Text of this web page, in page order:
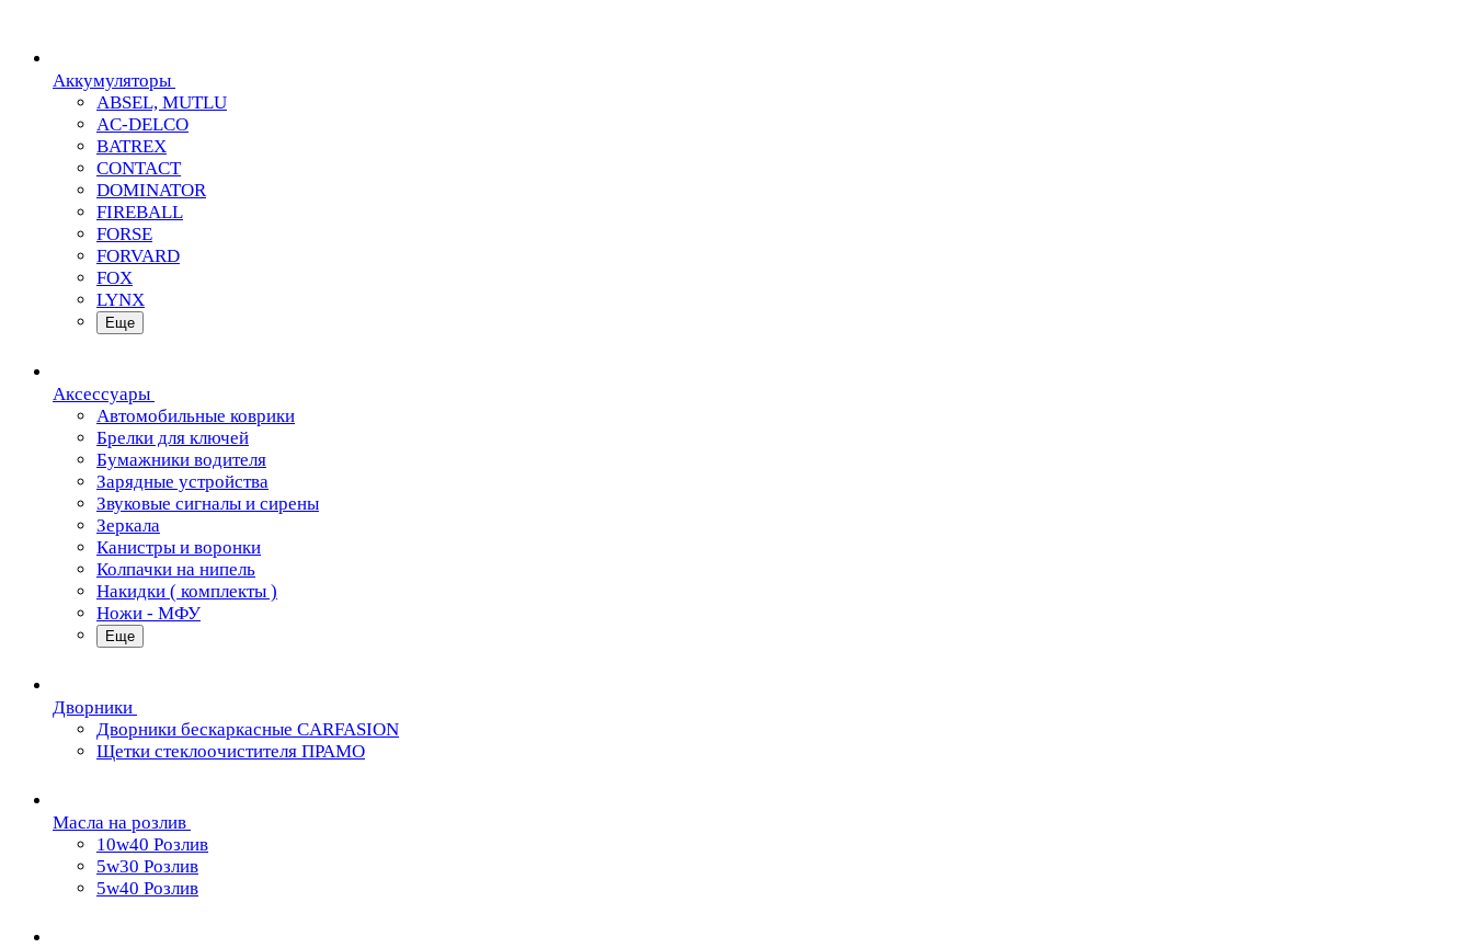
Аккумуляторы
ABSEL, MUTLU
AC-DELCO
BATREX
CONTACT
DOMINATOR
FIREBALL
FORSE
FORVARD
FOX
LYNX
Еще
Аксессуары
Автомобильные коврики
Брелки для ключей
Бумажники водителя
Зарядные устройства
Звуковые сигналы и сирены
Зеркала
Канистры и воронки
Колпачки на нипель
Накидки ( комплекты )
Ножи - МФУ
Еще
Дворники
Дворники бескаркасные CARFASION
Щетки стеклоочистителя ПРАМО
Масла на розлив
10w40 Розлив
5w30 Розлив
5w40 Розлив